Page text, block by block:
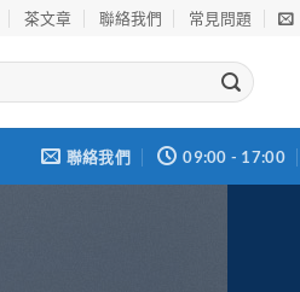
茶文章 聯絡我們 常見問題
聯絡我們 09:00 - 17:00